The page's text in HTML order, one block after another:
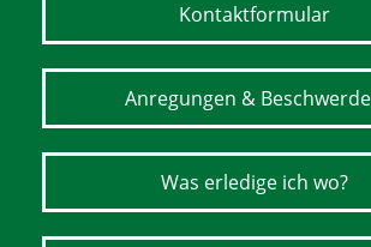
Kontaktformular
Anregungen &
Was erledige ich wo?